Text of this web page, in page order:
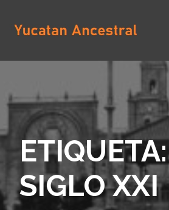
contenido
YUCATAN ANCESTRAL
ETIQUETA:
SIGLO XXI